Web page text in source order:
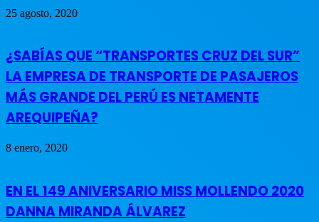
25 agosto, 2020
¿SABÍAS QUE “TRANSPORTES CRUZ DEL SUR”
LA EMPRESA DE TRANSPORTE DE PASAJEROS
MÁS GRANDE DEL PERÚ ES NETAMENTE
AREQUIPEÑA?
8 enero, 2020
EN EL 149 ANIVERSARIO MISS MOLLENDO 2020
DANNA MIRANDA ÁLVAREZ